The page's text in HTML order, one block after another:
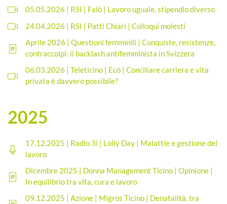
05.05.2026 | RSI | Falò | Lavoro uguale, stipendio diverso
24.04.2026 | RSI | Patti Chiari | Colloqui molesti
Aprile 2026 | Questioni femminili | Conquiste, resistenze,
contraccolpi: il backlash antifemminista in Svizzera
06.03.2026 | Teleticino | Ecó | Conciliare carriera e vita
privata è davvero possibile?
2025
17.12.2025 | Radio 3i | Lolly Day | Malattie e gestione del
lavoro
Dicembre 2025 | Donna Management Ticino | Opinione |
In equilibrio tra vita, cura e lavoro
09.12.2025 | Azione | Migros Ticino | Denatalità, tra